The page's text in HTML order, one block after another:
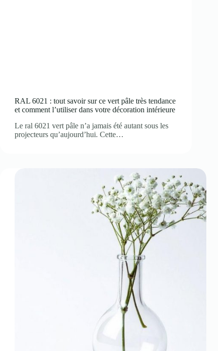
RAL 6021 : tout savoir sur ce vert pâle très tendance
et comment l’utiliser dans votre décoration intérieure
Le ral 6021 vert pâle n’a jamais été autant sous les
projecteurs qu’aujourd’hui. Cette…